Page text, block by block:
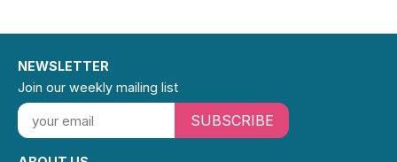
NEWSLETTER
Join our weekly mailing list
SUBSCRIBE